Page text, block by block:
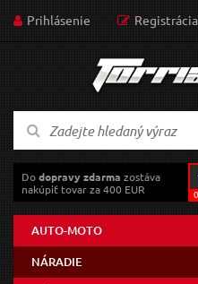
Prihlásenie Registrácia
Dodopravy zdarma zostáva
nakúpiť tovar za 400 EUR
0
AUTO-MOTO
NÁRADIE